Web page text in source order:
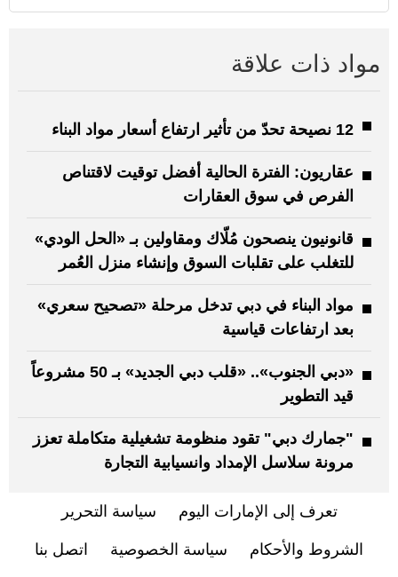
مواد ذات علاقة
12 نصيحة تحدّ من تأثير ارتفاع أسعار مواد البناء
عقاريون: الفترة الحالية أفضل توقيت لاقتناص
الفرص في سوق العقارات
قانونيون ينصحون مُلّاك ومقاولين بـ «الحل الودي»
للتغلب على تقلبات السوق وإنشاء منزل العُمر
مواد البناء في دبي تدخل مرحلة «تصحيح سعري»
بعد ارتفاعات قياسية
«دبي الجنوب».. «قلب دبي الجديد» بـ 50 مشروعاً
قيد التطوير
"جمارك دبي" تقود منظومة تشغيلية متكاملة تعزز
مرونة سلاسل الإمداد وانسيابية التجارة
تعرف إلى الإمارات اليوم سياسة التحرير
الشروط والأحكام سياسة الخصوصية اتصل بنا